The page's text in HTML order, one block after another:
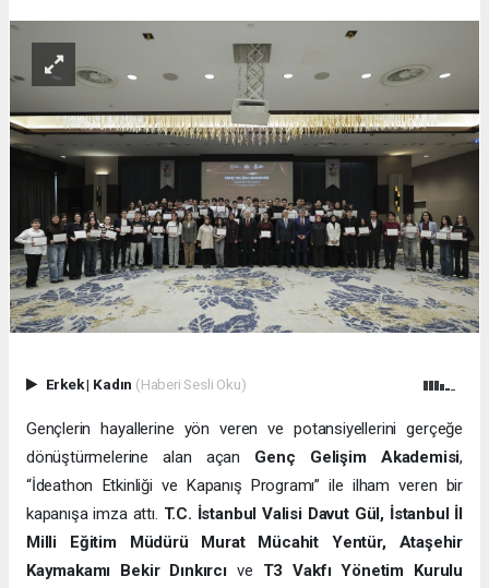
Erkek| Kadın (Haberi Sesli Oku)
Gençlerin hayallerine yön veren ve potansiyellerini gerçeğe
dönüştürmelerine alan açan Genç Gelişim Akademisi,
“İdeathon Etkinliği ve Kapanış Programı” ile ilham veren bir
kapanışa imza attı. T.C. İstanbul Valisi Davut Gül, İstanbul İl
Milli Eğitim Müdürü Murat Mücahit Yentür, Ataşehir
Kaymakamı Bekir Dınkırcıve T3 Vakfı Yönetim Kurulu